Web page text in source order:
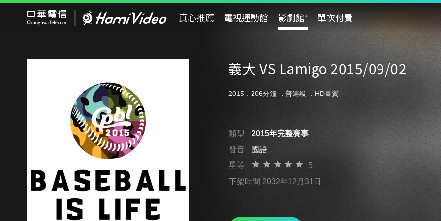
真心推薦 電視運動館 影劇館⁺ 單次付費
義大 VS Lamigo 2015/09/02
2015．206分鐘 ． 普遍級 ．HD畫質
類型
2015年完整賽事
發音
國語
星等
5
下架時間 2032年12月31日